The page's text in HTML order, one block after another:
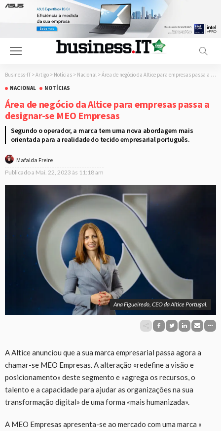
Business-IT > Artigo > Notícias > Nacional > Área de negócio da Altice para empresas passa a designar-se MEO Empresas
NACIONAL
NOTÍCIAS
Área de negócio da Altice para empresas passa a
designar-se MEO Empresas
Segundo o operador, a marca tem uma nova abordagem mais
orientada para a realidade do tecido empresarial português.
Mafalda Freire
Publicado a Mai. 22, 2023 às 11:18 am
Ana Figueiredo, CEO da Altice Portugal.
A Altice anunciou que a sua marca empresarial passa agora a
chamar-se MEO Empresas. A alteração «redefine a visão e
posicionamento» deste segmento e «agrega os recursos, o
talento e a capacidade para ajudar as organizações na sua
transformação digital» de uma forma «mais humanizada».
A MEO Empresas apresenta-se ao mercado com uma marca «